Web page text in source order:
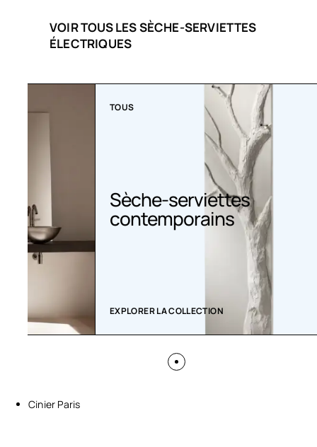
VOIR TOUS LES SÈCHE-SERVIETTES
ÉLECTRIQUES
Sèche-serviettes
contemporains
EXPLORER LA COLLECTION
Cinier Paris